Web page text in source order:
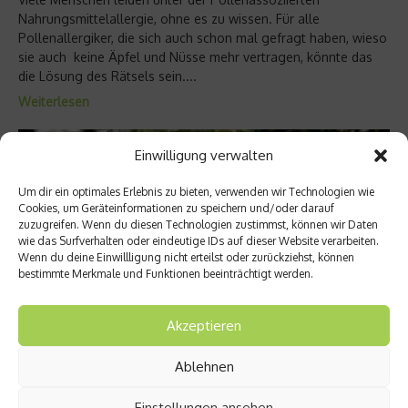
Einwilligung verwalten
Um dir ein optimales Erlebnis zu bieten, verwenden wir Technologien wie
Cookies, um Geräteinformationen zu speichern und/oder darauf
zuzugreifen. Wenn du diesen Technologien zustimmst, können wir Daten
wie das Surfverhalten oder eindeutige IDs auf dieser Website verarbeiten.
Wenn du deine Einwillligung nicht erteilst oder zurückziehst, können
bestimmte Merkmale und Funktionen beeinträchtigt werden.
Akzeptieren
Ablehnen
Nahrungsmittelallergie, ohne es zu wissen. Für alle
Pollenallergiker, die sich auch schon mal gefragt haben, wieso
sie auch keine Äpfel und Nüsse mehr vertragen, könnte das
die Lösung des Rätsels sein....
Weiterlesen